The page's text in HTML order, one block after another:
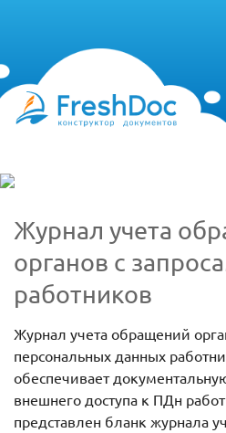
Журнал учета
органов с
работников
Журнал учета обращений
персональных данных
обеспечивает
внешнего доступа к ПДн
представлен бланк журнала